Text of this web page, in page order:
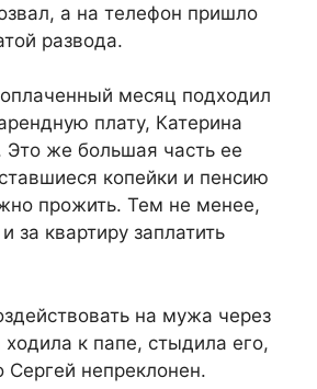
а на телефон пришло
развода.
месяц подходил
плату, Катерина
же большая часть ее
копейки и пенсию
прожить. Тем не менее,
за квартиру заплатить
на мужа через
к папе, стыдила его,
Сергей непреклонен.